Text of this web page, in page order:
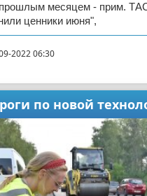
месяцем - прим.
ценники июня",
2022 06:30
по новой